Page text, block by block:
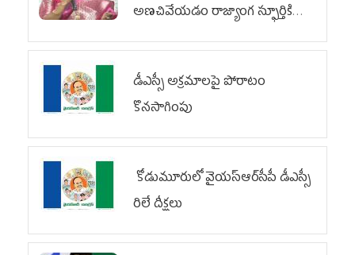
అణచివేయడం రాజ్యాంగ స్ఫూర్తికి
విరుద్ధం
డీఎస్సీ అక్రమాలపై పోరాటం
కొనసాగింపు
కోడుమూరులో వైయ‌స్ఆర్‌సీపీ డీఎస్సీ
రిలే దీక్షలు